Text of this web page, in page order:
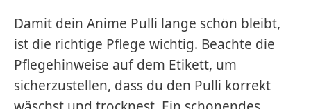
Damit dein Anime Pulli lange schön bleibt,
ist die richtige Pflege wichtig. Beachte die
Pflegehinweise auf dem Etikett, um
sicherzustellen, dass du den Pulli korrekt